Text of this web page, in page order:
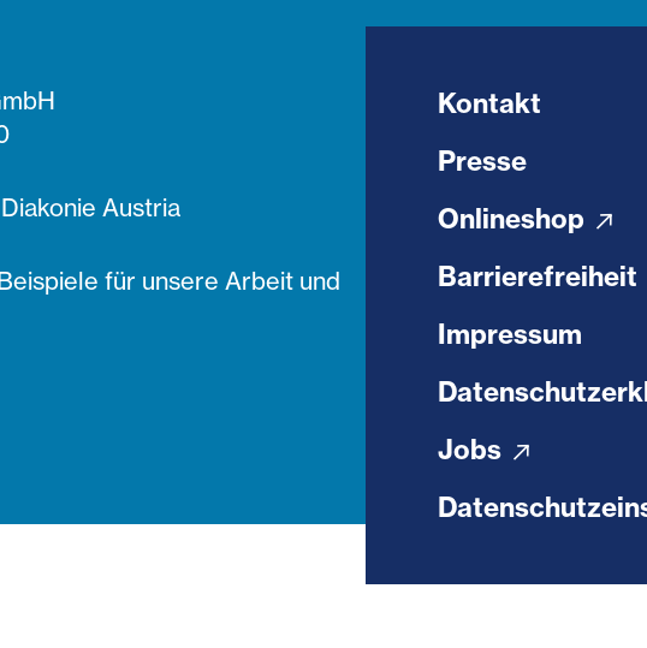
Austria
für unsere Arbeit und
Kontakt
Presse
Onlineshop
Barrierefreiheit
Impressum
Jobs